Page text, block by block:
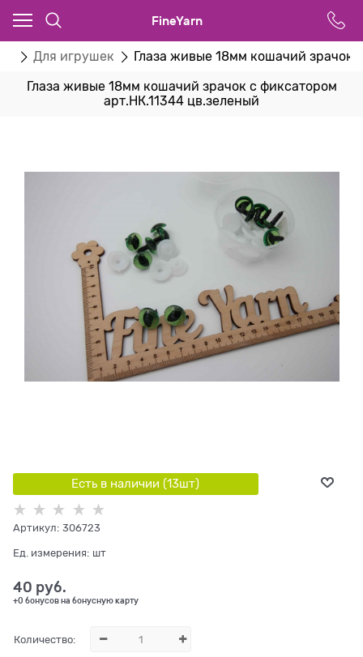
FineYarn
Для игрушек Глаза живые 18мм кошачий зрачок
Глаза живые 18мм кошачий зрачок с фиксатором
арт.НК.11344 цв.зеленый
Есть в наличии (13шт)
Артикул: 306723
Ед. измерения: шт
40 руб.
+0 бонусов на бонусную карту
Количество: